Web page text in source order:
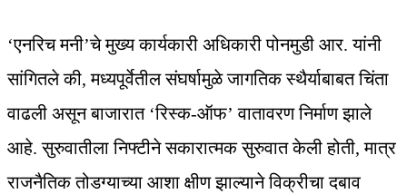
‘एनरिच मनी’चे मुख्य कार्यकारी अधिकारी पोनमुडी आर. यांनी
सांगितले की, मध्यपूर्वेतील संघर्षामुळे जागतिक स्थैर्याबाबत चिंता
वाढली असून बाजारात ‘रिस्क-ऑफ’ वातावरण निर्माण झाले
आहे. सुरुवातीला निफ्टीने सकारात्मक सुरुवात केली होती, मात्र
राजनैतिक तोडग्याच्या आशा क्षीण झाल्याने विक्रीचा दबाव